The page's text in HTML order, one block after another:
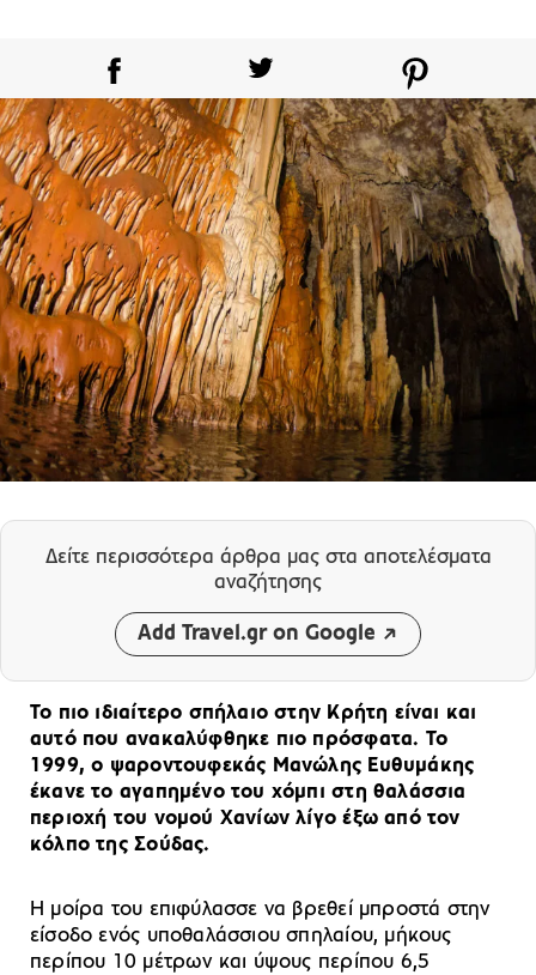
Δείτε περισσότερα άρθρα μας στα αποτελέσματα
αναζήτησης
Add Travel.gr on Google
To πιο ιδιαίτερο σπήλαιο στην Κρήτη είναι και
αυτό που ανακαλύφθηκε πιο πρόσφατα. Το
1999, ο ψαροντουφεκάς Μανώλης Ευθυμάκης
έκανε το αγαπημένο του χόμπι στη θαλάσσια
περιοχή του νομού Χανίων λίγο έξω από τον
κόλπο της Σούδας.
Η μοίρα του επιφύλασσε να βρεθεί μπροστά στην
είσοδo ενός υποθαλάσσιου σπηλαίου, μήκους
περίπου 10 μέτρων και ύψους περίπου 6,5